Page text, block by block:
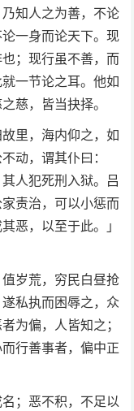
知人之为善，不论
一身而论天下。现
；现行虽不善，而
一节论之耳。他如
慈，皆当抉择。
里，海内仰之，如
动，谓其仆曰：
人犯死刑入狱。吕
责治，可以小惩而
恶，以至于此。」
岁荒，穷民白昼抢
私执而困辱之，众
为偏，人皆知之；
行善事者，偏中正
；恶不积，不足以